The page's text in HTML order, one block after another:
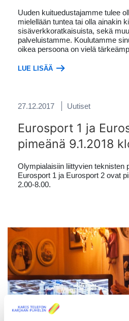
Uuden kuituedustajamme tulee
mielellään tuntea tai olla ainakin
sisäverkkoratkaisuista, sekä
palveluistamme. Koulutamme
oikea persoona on vielä
LUE LISÄÄ
27.12.2017 Uutiset
Eurosport 1 ja
pimeänä 9.1.2018
Olympialaisiin liittyvien teknisten
Eurosport 1 ja Eurosport 2 ovat
2.00-8.00.